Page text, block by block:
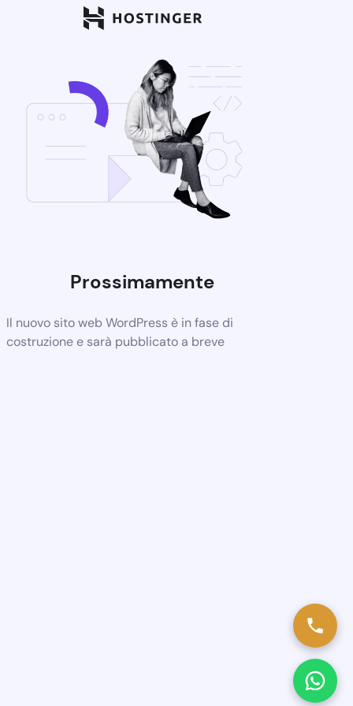
Prossimamente
Il nuovo sito web WordPress è in fase di
costruzione e sarà pubblicato a breve